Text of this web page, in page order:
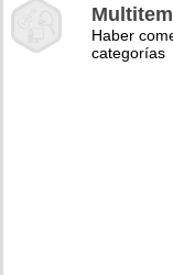
Haber
categorías